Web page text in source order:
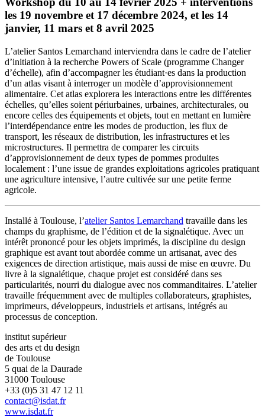
les 19 novembre et 17 décembre 2024, et les 14
janvier, 11 mars et 8 avril 2025
L’atelier Santos Lemarchand interviendra dans le cadre de l’atelier
d’initiation à la recherche Powers of Scale (programme Changer
d’échelle), afin d’accompagner les étudiant·es dans la production
d’un atlas visant à interroger un modèle d’approvisionnement
alimentaire. Cet atlas explorera les interactions entre les différentes
échelles, qu’elles soient périurbaines, urbaines, architecturales, ou
encore celles des équipements et objets, tout en mettant en lumière
l’interdépendance entre les modes de production, les flux de
transport, les réseaux de distribution, les infrastructures et les
microstructures. Il permettra de comparer les circuits
d’approvisionnement de deux types de pommes produites
localement : l’une issue de grandes exploitations agricoles pratiquant
une agriculture intensive, l’autre cultivée sur une petite ferme
agricole.
Installé à Toulouse, l’atelier Santos Lemarchand travaille dans les
champs du graphisme, de l’édition et de la signalétique. Avec un
intérêt prononcé pour les objets imprimés, la discipline du design
graphique est avant tout abordée comme un artisanat, avec des
exigences de direction artistique, mais aussi de mise en œuvre. Du
livre à la signalétique, chaque projet est considéré dans ses
particularités, nourri du dialogue avec nos commanditaires. L’atelier
travaille fréquemment avec de multiples collaborateurs, graphistes,
imprimeurs, développeurs, industriels et artisans, intégrés au
processus de conception.
institut supérieur
des arts et du design
de Toulouse
5 quai de la Daurade
31000 Toulouse
+33 (0)5 31 47 12 11
contact@isdat.fr
www.isdat.fr